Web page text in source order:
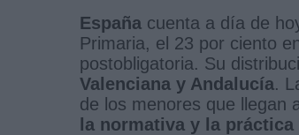
España cuenta a día de
Primaria, el 23 por ciento
postobligatoria. Su
Valenciana y Andalucía.
de los menores que llegan
la normativa y la